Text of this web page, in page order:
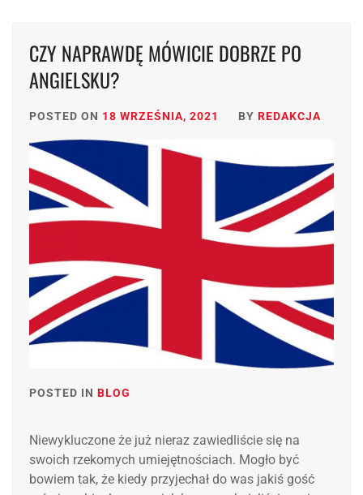
CZY NAPRAWDĘ MÓWICIE DOBRZE PO
ANGIELSKU?
POSTED ON 18 WRZEŚNIA, 2021 BY REDAKCJA
POSTED IN BLOG
Niewykluczone że już nieraz zawiedliście się na
swoich rzekomych umiejętnościach. Mogło być
bowiem tak, że kiedy przyjechał do was jakiś gość